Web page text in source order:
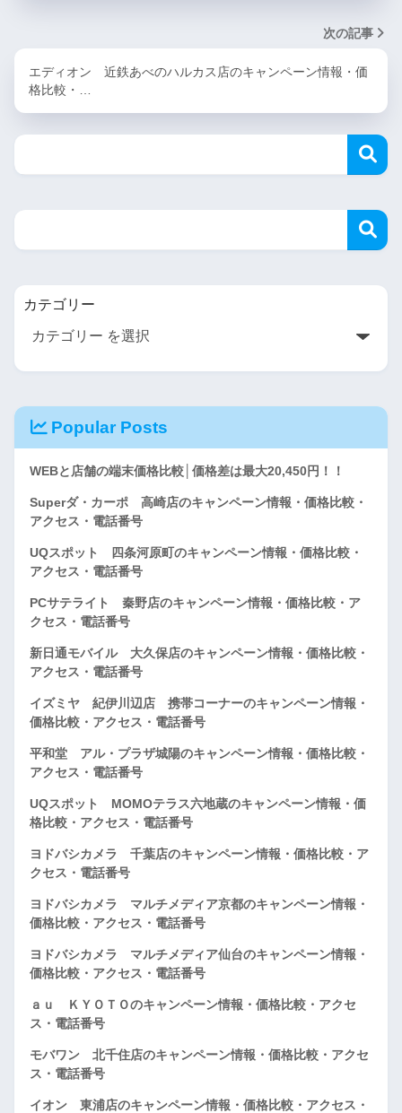
次の記事
エディオン 近鉄あべのハルカス店のキャンペーン情報・価
格比較・…
カテゴリー
Popular Posts
WEBと店舗の端末価格比較│価格差は最大20,450円！！
Superダ・カーポ 高崎店のキャンペーン情報・価格比較・
アクセス・電話番号
UQスポット 四条河原町のキャンペーン情報・価格比較・
アクセス・電話番号
PCサテライト 秦野店のキャンペーン情報・価格比較・ア
クセス・電話番号
新日通モバイル 大久保店のキャンペーン情報・価格比較・
アクセス・電話番号
イズミヤ 紀伊川辺店 携帯コーナーのキャンペーン情報・
価格比較・アクセス・電話番号
平和堂 アル・プラザ城陽のキャンペーン情報・価格比較・
アクセス・電話番号
UQスポット MOMOテラス六地蔵のキャンペーン情報・価
格比較・アクセス・電話番号
ヨドバシカメラ 千葉店のキャンペーン情報・価格比較・ア
クセス・電話番号
ヨドバシカメラ マルチメディア京都のキャンペーン情報・
価格比較・アクセス・電話番号
ヨドバシカメラ マルチメディア仙台のキャンペーン情報・
価格比較・アクセス・電話番号
ａｕ ＫＹＯＴＯのキャンペーン情報・価格比較・アクセ
ス・電話番号
モバワン 北千住店のキャンペーン情報・価格比較・アクセ
ス・電話番号
イオン 東浦店のキャンペーン情報・価格比較・アクセス・